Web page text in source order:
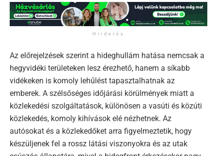
Hirdetés
Az előrejelzések szerint a hideghullám hatása nemcsak a
hegyvidéki területeken lesz érezhető, hanem a síkabb
vidékeken is komoly lehűlést tapasztalhatnak az
emberek. A szélsőséges időjárási körülmények miatt a
közlekedési szolgáltatások, különösen a vasúti és közúti
közlekedés, komoly kihívások elé nézhetnek. Az
autósokat és a közlekedőket arra figyelmeztetik, hogy
készüljenek fel a rossz látási viszonyokra és az utak